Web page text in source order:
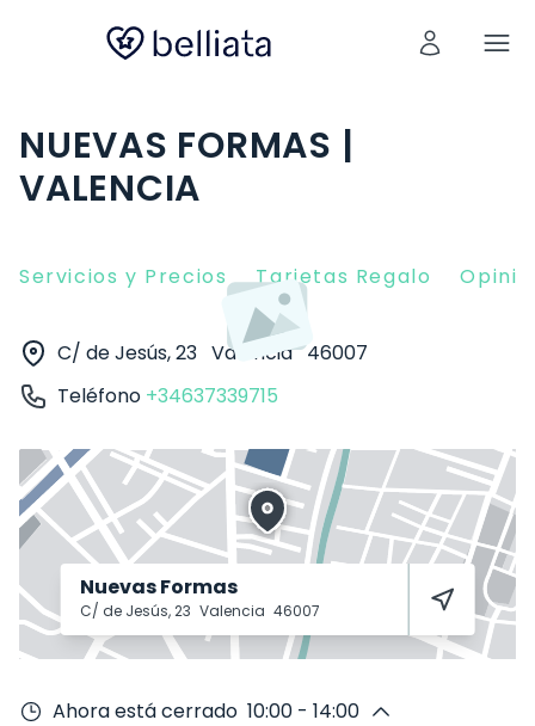
NUEVAS FORMAS |
VALENCIA
Servicios y Precios Tarjetas Regalo
C/ de Jesús, 23 Valencia 46007
Teléfono +34637339715
Nuevas Formas
C/ de Jesús, 23 Valencia 46007
Ahora está cerrado 10:00 - 14:00